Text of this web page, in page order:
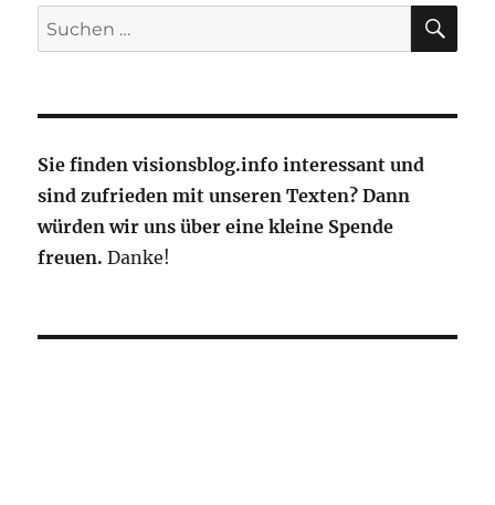
Ein
infiziert
Suche
nach:
Sie finden visionsblog.info interessant und
sind zufrieden mit unseren Texten? Dann
würden wir uns über eine kleine Spende
freuen. Danke!